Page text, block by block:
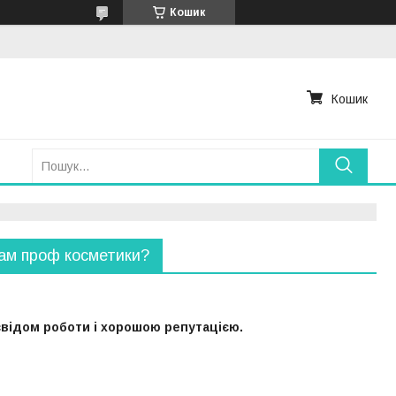
Кошик
Кошик
проф косметики?
роботи і хорошою репутацією.